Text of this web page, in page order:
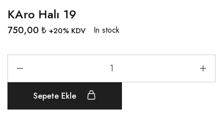
KAro Halı 19
750,00 ₺ +20% KDV In stock
Sepete Ekle